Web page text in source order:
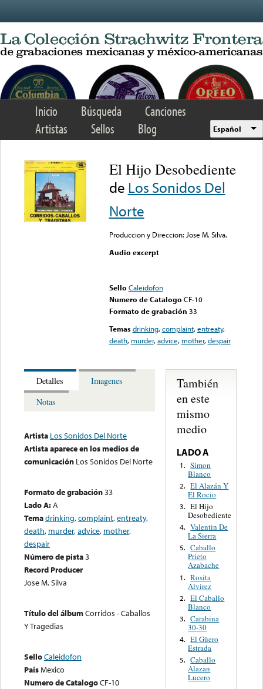
Inicio Búsqueda
Canciones
Artistas
Sellos Blog Español
El Hijo Desobediente
de Los Sonidos Del
Norte
Produccion y Direccion: Jose M. Silva.
Audio excerpt
Sello Caleidofon
Numero de Catalogo CF-10
Formato de grabación 33
Temas drinking,complaint,entreaty,
death, murder,advice, mother,despair
Detalles
Imagenes
Notas
Artista Los Sonidos Del Norte
Artista aparece en los medios de
comunicación Los Sonidos Del Norte
Formato de grabación33
Lado A:A
Temadrinking,complaint,entreaty,
death, murder,advice, mother,
despair
Número de pista3
Record Producer
Jose M. Silva
Título del álbumCorridos - Caballos
Y Tragedias
SelloCaleidofon
PaísMexico
Numero de CatalogoCF-10
También
en este
mismo
medio
LADO A
1. Simon
Blanco
2. El Alazán Y
El Rocio
3. El Hijo
Desobediente
4. Valentin De
La Sierra
5. Caballo
Prieto
Azabache
1. Rosita
Alvirez
2. El Caballo
Blanco
3. Carabina
30-30
4. El Güero
Estrada
5. Caballo
Alazan
Lucero